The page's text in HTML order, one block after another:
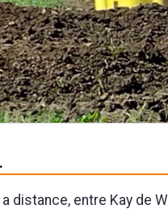
a distance, entre Kay de